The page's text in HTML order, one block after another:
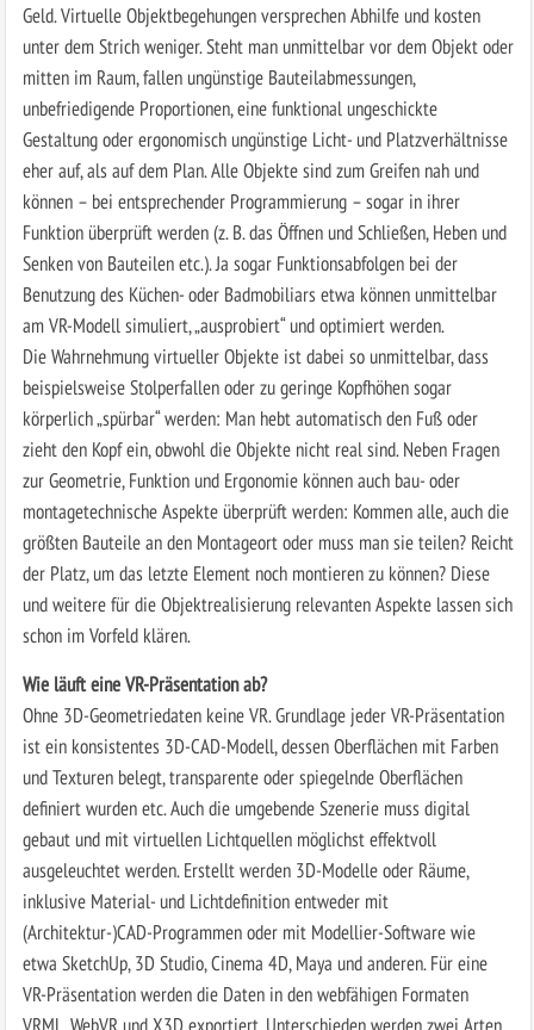
Geld. Virtuelle Objektbegehungen versprechen Abhilfe und kosten
unter dem Strich weniger. Steht man unmittelbar vor dem Objekt oder
mitten im Raum, fallen ungünstige Bauteilabmessungen,
unbefriedigende Proportionen, eine funktional ungeschickte
Gestaltung oder ergonomisch ungünstige Licht- und Platzverhältnisse
eher auf, als auf dem Plan. Alle Objekte sind zum Greifen nah und
können – bei entsprechender Programmierung – sogar in ihrer
Funktion überprüft werden (z. B. das Öffnen und Schließen, Heben und
Senken von Bauteilen etc.). Ja sogar Funktionsabfolgen bei der
Benutzung des Küchen- oder Badmobiliars etwa können unmittelbar
am VR-Modell simuliert, „ausprobiert“ und optimiert werden.
Die Wahrnehmung virtueller Objekte ist dabei so unmittelbar, dass
beispielsweise Stolperfallen oder zu geringe Kopfhöhen sogar
körperlich „spürbar“ werden: Man hebt automatisch den Fuß oder
zieht den Kopf ein, obwohl die Objekte nicht real sind. Neben Fragen
zur Geometrie, Funktion und Ergonomie können auch bau- oder
montagetechnische Aspekte überprüft werden: Kommen alle, auch die
größten Bauteile an den Montageort oder muss man sie teilen? Reicht
der Platz, um das letzte Element noch montieren zu können? Diese
und weitere für die Objektrealisierung relevanten Aspekte lassen sich
schon im Vorfeld klären.
Wie läuft eine VR-Präsentation ab?
Ohne 3D-Geometriedaten keine VR. Grundlage jeder VR-Präsentation
ist ein konsistentes 3D-CAD-Modell, dessen Oberflächen mit Farben
und Texturen belegt, transparente oder spiegelnde Oberflächen
definiert wurden etc. Auch die umgebende Szenerie muss digital
gebaut und mit virtuellen Lichtquellen möglichst effektvoll
ausgeleuchtet werden. Erstellt werden 3D-Modelle oder Räume,
inklusive Material- und Lichtdefinition entweder mit
(Architektur-)CAD-Programmen oder mit Modellier-Software wie
etwa SketchUp, 3D Studio, Cinema 4D, Maya und anderen. Für eine
VR-Präsentation werden die Daten in den webfähigen Formaten